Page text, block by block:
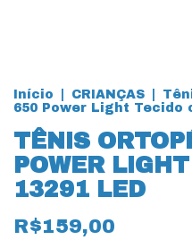
Início CRIANÇAS
650 Power Light Tecido
TÊNIS
POWER
13291 LED
R$159,00